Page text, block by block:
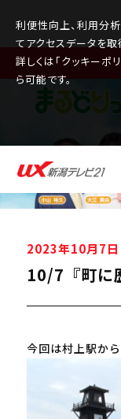
利便性向上、利用分
てアクセスデータを取
詳しくは「クッキーポ
ら可能です。
2023年10月7日
10/7『町に
今回は村上駅か